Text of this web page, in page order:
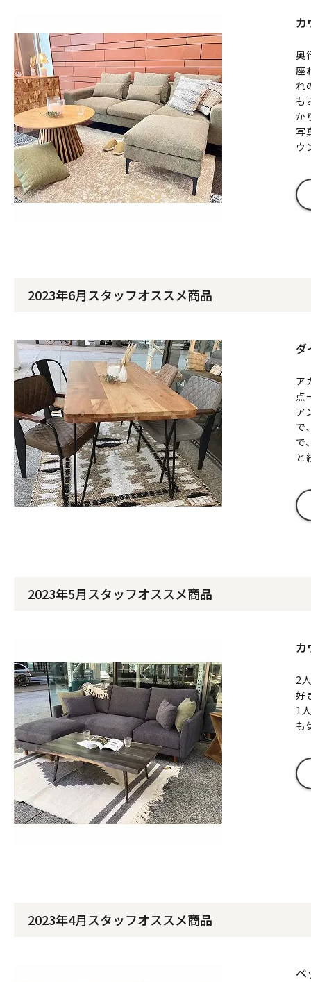
カ
奥
座
れ
も
か
写
ウ
2023年6月スタッフオススメ商品
ダ
ア
点
ア
で
で
と
2023年5月スタッフオススメ商品
2
好
1
も
2023年4月スタッフオススメ商品
ベ